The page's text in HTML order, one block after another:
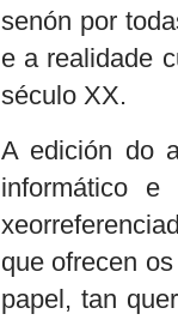
senón por
e a realidade
século XX.
A edición do
informático
que ofrecen
papel, tan